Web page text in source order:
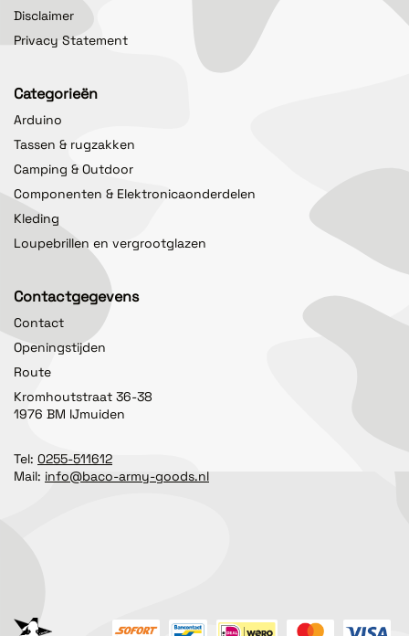
Disclaimer
Privacy Statement
Categorieën
Arduino
Tassen & rugzakken
Camping & Outdoor
Componenten & Elektronicaonderdelen
Kleding
Loupebrillen en vergrootglazen
Contactgegevens
Contact
Openingstijden
Route
Kromhoutstraat 36-38
1976 BM IJmuiden
Tel: 0255-511612
Mail: info@baco-army-goods.nl